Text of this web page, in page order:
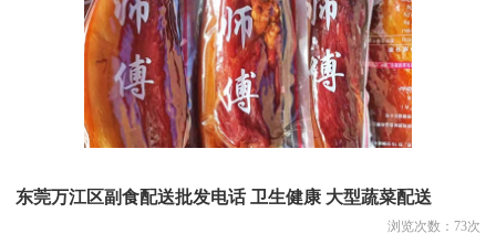
东莞万江区副食配送批发电话 卫生健康 大型蔬菜配送
浏览次数： 73次